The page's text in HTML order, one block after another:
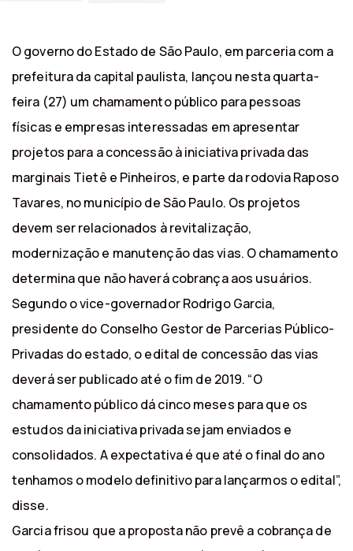
O governo do Estado de São Paulo, em parceria com a
prefeitura da capital paulista, lançou nesta quarta-
feira (27) um chamamento público para pessoas
físicas e empresas interessadas em apresentar
projetos para a concessão à iniciativa privada das
marginais Tietê e Pinheiros, e parte da rodovia Raposo
Tavares, no município de São Paulo. Os projetos
devem ser relacionados à revitalização,
modernização e manutenção das vias. O chamamento
determina que não haverá cobrança aos usuários.
Segundo o vice-governador Rodrigo Garcia,
presidente do Conselho Gestor de Parcerias Público-
Privadas do estado, o edital de concessão das vias
deverá ser publicado até o fim de 2019. “O
chamamento público dá cinco meses para que os
estudos da iniciativa privada sejam enviados e
consolidados. A expectativa é que até o final do ano
tenhamos o modelo definitivo para lançarmos o edital”,
disse.
Garcia frisou que a proposta não prevê a cobrança de